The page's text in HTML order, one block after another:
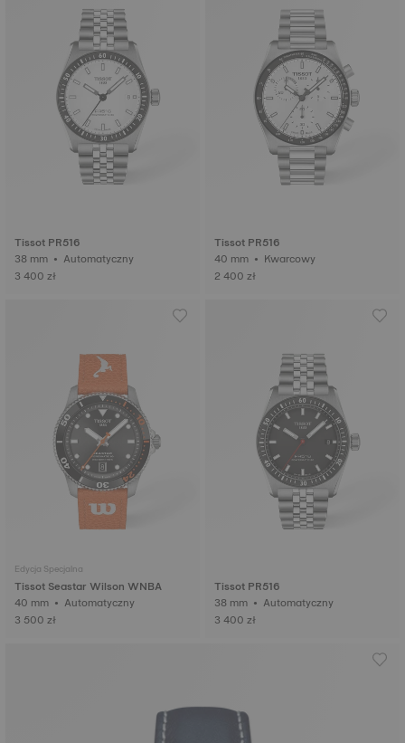
Tissot PR516
38 mm • Automatyczny
3 400 zł
Tissot PR516
40 mm • Kwarcowy
2 400 zł
Edycja Specjalna
Tissot Seastar Wilson WNBA
40 mm • Automatyczny
3 500 zł
Tissot PR516
38 mm • Automatyczny
3 400 zł